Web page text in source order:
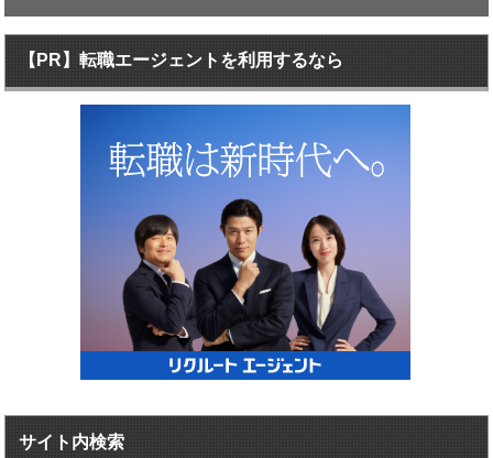
【PR】転職エージェントを利用するなら
サイト内検索